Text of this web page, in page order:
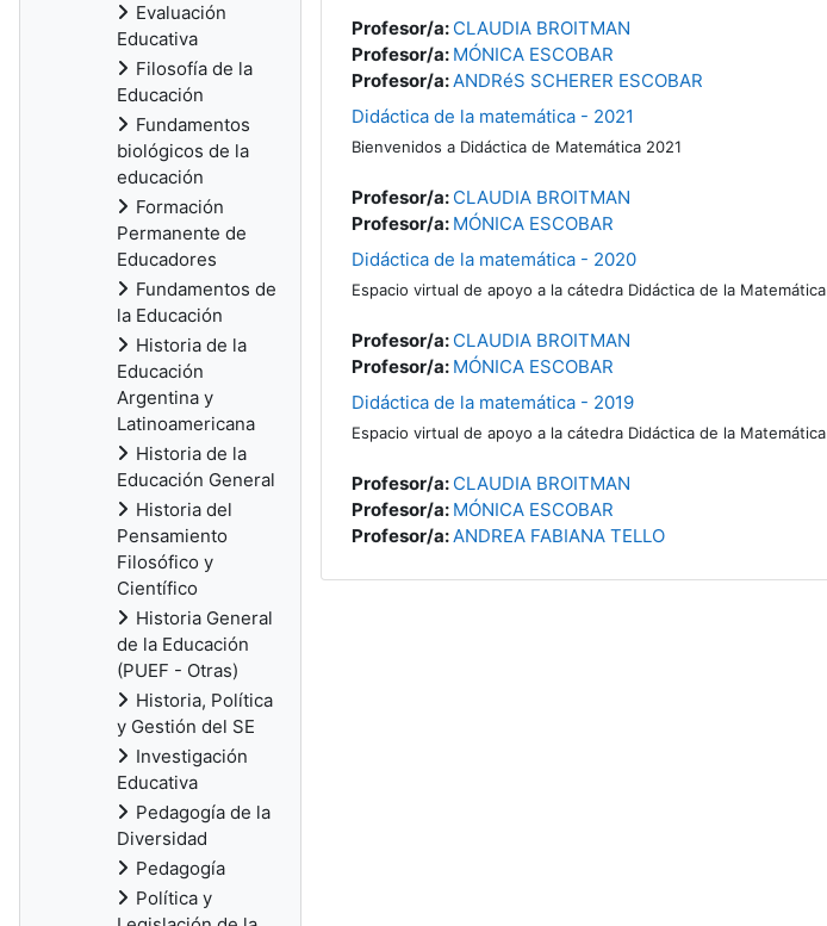
Profesor/a: CLAUDIA BROITMAN
Profesor/a: MÓNICA ESCOBAR
Profesor/a:ANDRéS SCHERER ESCOBAR
Didáctica de la matemática - 2021
Bienvenidos a Didáctica de Matemática 2021
Profesor/a: CLAUDIA BROITMAN
Profesor/a: MÓNICA ESCOBAR
Didáctica de la matemática - 2020
Espacio virtual de apoyo a la cátedra Didáctica de la Matemática
Profesor/a: CLAUDIA BROITMAN
Profesor/a: MÓNICA ESCOBAR
Didáctica de la matemática - 2019
Espacio virtual de apoyo a la cátedra Didáctica de la Matemática
Profesor/a: CLAUDIA BROITMAN
Profesor/a: MÓNICA ESCOBAR
Profesor/a:ANDREA FABIANA TELLO
Evaluación
Educativa
Filosofía de la
Educación
Fundamentos
biológicos de la
educación
Formación
Permanente de
Educadores
Fundamentos de
la Educación
Historia de la
Educación
Argentina y
Latinoamericana
Historia de la
Educación General
Historia del
Pensamiento
Filosófico y
Científico
Historia General
de la Educación
(PUEF - Otras)
Historia, Política
y Gestión del SE
Investigación
Educativa
Pedagogía de la
Diversidad
Pedagogía
Política y